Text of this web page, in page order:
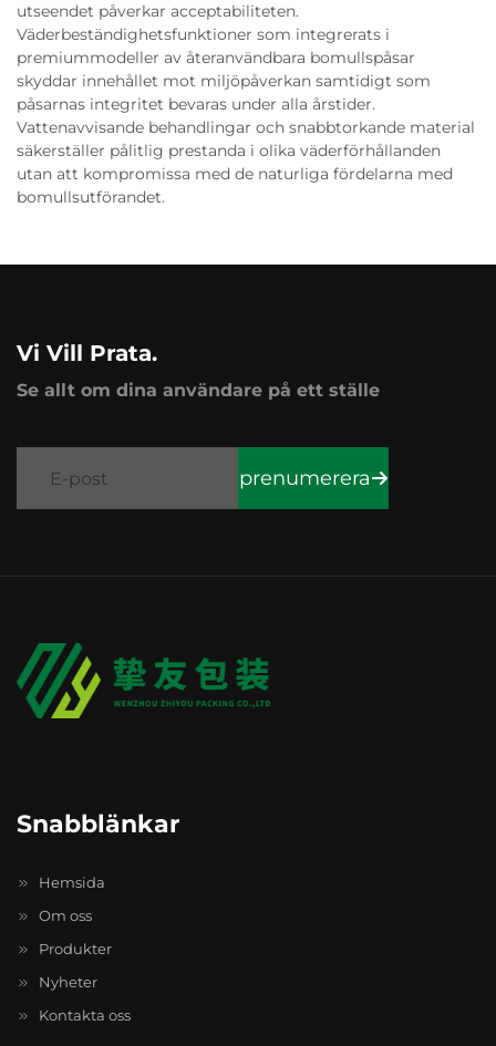
utseendet påverkar acceptabiliteten.
Väderbeständighetsfunktioner som integrerats i
premiummodeller av återanvändbara bomullspåsar
skyddar innehållet mot miljöpåverkan samtidigt som
påsarnas integritet bevaras under alla årstider.
Vattenavvisande behandlingar och snabbtorkande material
säkerställer pålitlig prestanda i olika väderförhållanden
utan att kompromissa med de naturliga fördelarna med
bomullsutförandet.
Vi Vill Prata.
Se allt om dina användare på ett ställe
prenumerera
Snabblänkar
Hemsida
Om oss
Produkter
Nyheter
Kontakta oss